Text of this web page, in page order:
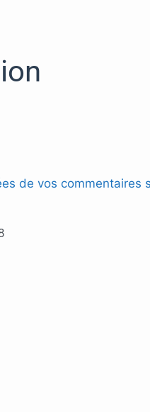
de vos commentaires